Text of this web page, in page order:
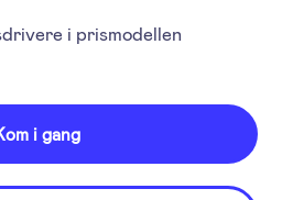
i prismodellen
i gang